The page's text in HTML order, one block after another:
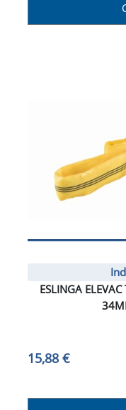
ESLINGA
15,88 €